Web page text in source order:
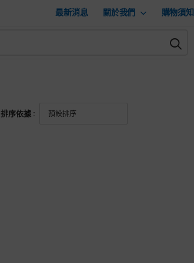
最新消息 關於我們 購物須知
排序依據 :